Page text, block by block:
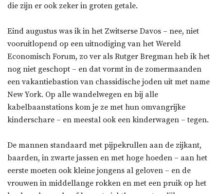
die zijn er ook zeker in groten getale.
Eind augustus was ik in het Zwitserse Davos – nee, niet
vooruitlopend op een uitnodiging van het Wereld
Economisch Forum, zo ver als Rutger Bregman heb ik het
nog niet geschopt – en dat vormt in de zomermaanden
een vakantiebastion van chassidische joden uit met name
New York. Op alle wandelwegen en bij alle
kabelbaanstations kom je ze met hun omvangrijke
kinderschare – en meestal ook een kinderwagen – tegen.
De mannen standaard met pijpekrullen aan de zijkant,
baarden, in zwarte jassen en met hoge hoeden – aan het
eerste moeten ook kleine jongens al geloven – en de
vrouwen in middellange rokken en met een pruik op het